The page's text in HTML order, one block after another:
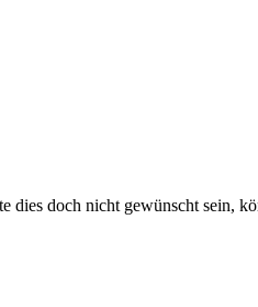
dies doch nicht gewünscht sein,